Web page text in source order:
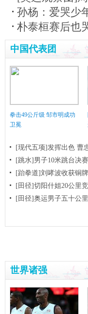
孙杨：爱哭少
朴泰桓赛后也
中国代表团
拳击49公斤级 邹市明成功
卫冕
[现代五项]发挥出色 曹
[跳水]男子10米跳台决赛
[跆拳道]刘哮波收获铜
[田径]切阳什姐20公里
[田径]奥运男子五十公
世界诸强